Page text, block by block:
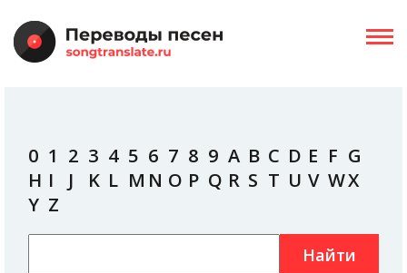
0 1 2 3 4 5 6 7 8 9 A B C D E F G
H I J K L M N O P Q R S T U V WX
Y Z
Найти